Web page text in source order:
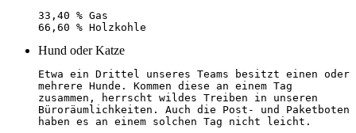
33,40 % Gas
66,60 % Holzkohle
Hund oder Katze
Etwa ein Drittel unseres Teams besitzt einen oder
mehrere Hunde. Kommen diese an einem Tag
zusammen, herrscht wildes Treiben in unseren
Büroräumlichkeiten. Auch die Post- und Paketboten
haben es an einem solchen Tag nicht leicht.